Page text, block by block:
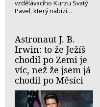
vzdělávacího Kurzu Svatý
Pavel, který nabízí…
Astronaut J. B.
Irwin: to že Ježíš
chodil po Zemi je
víc, než že jsem já
chodil po Měsíci